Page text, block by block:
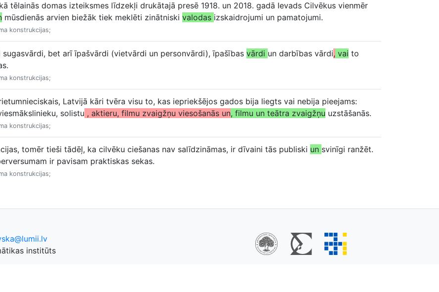
tēlainās domas izteiksmes līdzekļi drukātajā presē 1918. un 2018. gadā Ievads Cilvēkus vienmēr
mūsdienās arvien biežāk tiek meklēti zinātniski valodas izskaidrojumi un pamatojumi.
konstrukcijas;
bet arī īpašvārdi (vietvārdi un personvārdi), īpašības vārdi un darbības vārdi, vai to
konstrukcijas;
Latvijā kāri tvēra visu to, kas iepriekšējos gados bija liegts vai nebija pieejams:
solistu , aktieru, filmu zvaigžņu viesošanās un, filmu un teātra zvaigžņu uzstāšanās.
konstrukcijas;
tomēr tieši tādēļ, ka cilvēku ciešanas nav salīdzināmas, ir dīvaini tās publiski un svinīgi ranžēt.
ir pavisam praktiskas sekas.
konstrukcijas;
institūts